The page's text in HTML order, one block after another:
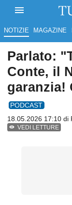
NOTIZIE MAGAZINE
Parlato:
Conte, il
garanzia!
PODCAST
18.05.2026 17:10 di
VEDI LETTURE